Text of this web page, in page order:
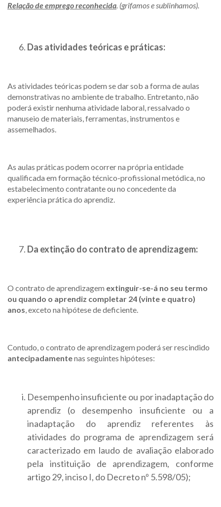
Relação de emprego reconhecida. (grifamos e sublinhamos).
Das atividades teóricas e práticas:
As atividades teóricas podem se dar sob a forma de aulas
demonstrativas no ambiente de trabalho. Entretanto, não
poderá existir nenhuma atividade laboral, ressalvado o
manuseio de materiais, ferramentas, instrumentos e
assemelhados.
As aulas práticas podem ocorrer na própria entidade
qualificada em formação técnico-profissional metódica, no
estabelecimento contratante ou no concedente da
experiência prática do aprendiz.
Da extinção do contrato de aprendizagem:
O contrato de aprendizagem extinguir-se-á no seu termo
ou quando o aprendiz completar 24 (vinte e quatro)
anos, exceto na hipótese de deficiente.
Contudo, o contrato de aprendizagem poderá ser rescindido
antecipadamentenas seguintes hipóteses:
Desempenho insuficiente ou por inadaptação do
aprendiz (o desempenho insuficiente ou a
inadaptação do aprendiz referentes às
atividades do programa de aprendizagem será
caracterizado em laudo de avaliação elaborado
pela instituição de aprendizagem, conforme
artigo 29, inciso I, do Decreto nº 5.598/05);